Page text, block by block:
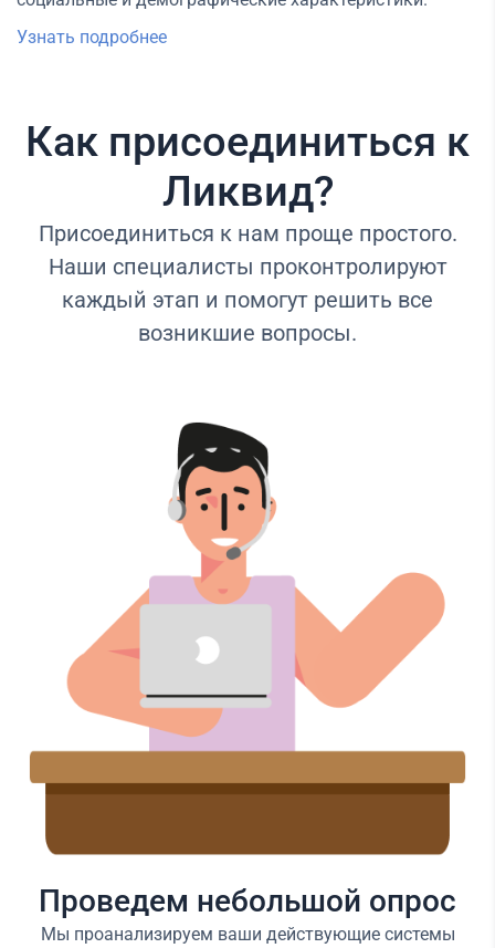
Узнать подробнее
Как присоединиться к
Ликвид?
Присоединиться к нам проще простого.
Наши специалисты проконтролируют
каждый этап и помогут решить все
возникшие вопросы.
Проведем небольшой опрос
Мы проанализируем ваши действующие системы